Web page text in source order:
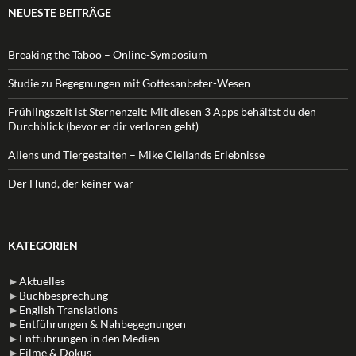
NEUESTE BEITRÄGE
Breaking the Taboo – Online-Symposium
Studie zu Begegnungen mit Gottesanbeter-Wesen
Frühlingszeit ist Sternenzeit: Mit diesen 3 Apps behältst du den
Durchblick (bevor er dir verloren geht)
Aliens und Tiergestalten – Mike Clellands Erlebnisse
Der Hund, der keiner war
KATEGORIEN
►Aktuelles
► Buchbesprechung
► English Translations
► Entführungen & Nahbegegnungen
► Entführungen in den Medien
► Filme & Dokus